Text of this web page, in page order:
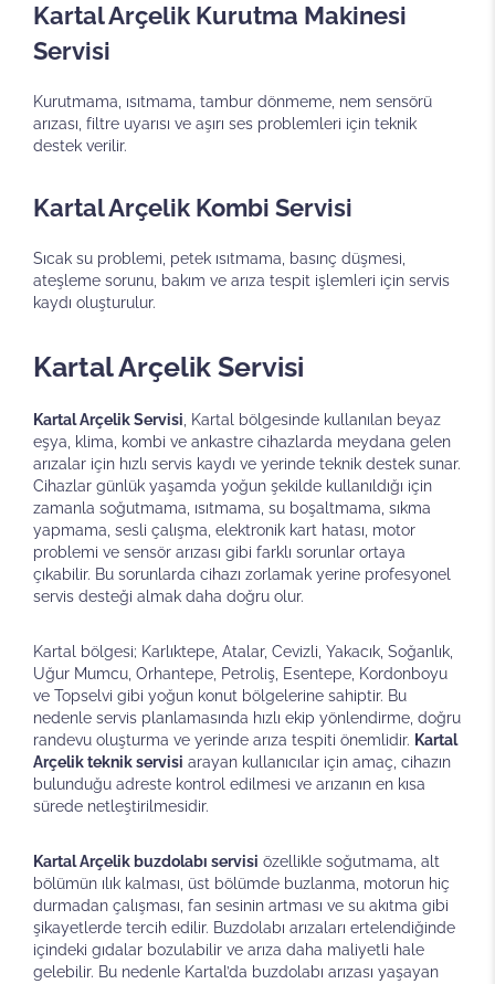
Kartal Arçelik Kurutma Makinesi
Servisi
Kurutmama, ısıtmama, tambur dönmeme, nem sensörü
arızası, filtre uyarısı ve aşırı ses problemleri için teknik
destek verilir.
Kartal Arçelik Kombi Servisi
Sıcak su problemi, petek ısıtmama, basınç düşmesi,
ateşleme sorunu, bakım ve arıza tespit işlemleri için servis
kaydı oluşturulur.
Kartal Arçelik Servisi
Kartal Arçelik Servisi, Kartal bölgesinde kullanılan beyaz
eşya, klima, kombi ve ankastre cihazlarda meydana gelen
arızalar için hızlı servis kaydı ve yerinde teknik destek sunar.
Cihazlar günlük yaşamda yoğun şekilde kullanıldığı için
zamanla soğutmama, ısıtmama, su boşaltmama, sıkma
yapmama, sesli çalışma, elektronik kart hatası, motor
problemi ve sensör arızası gibi farklı sorunlar ortaya
çıkabilir. Bu sorunlarda cihazı zorlamak yerine profesyonel
servis desteği almak daha doğru olur.
Kartal bölgesi; Karlıktepe, Atalar, Cevizli, Yakacık, Soğanlık,
Uğur Mumcu, Orhantepe, Petroliş, Esentepe, Kordonboyu
ve Topselvi gibi yoğun konut bölgelerine sahiptir. Bu
nedenle servis planlamasında hızlı ekip yönlendirme, doğru
randevu oluşturma ve yerinde arıza tespiti önemlidir. Kartal
Arçelik teknik servisi arayan kullanıcılar için amaç, cihazın
bulunduğu adreste kontrol edilmesi ve arızanın en kısa
sürede netleştirilmesidir.
Kartal Arçelik buzdolabı servisi özellikle soğutmama, alt
bölümün ılık kalması, üst bölümde buzlanma, motorun hiç
durmadan çalışması, fan sesinin artması ve su akıtma gibi
şikayetlerde tercih edilir. Buzdolabı arızaları ertelendiğinde
içindeki gıdalar bozulabilir ve arıza daha maliyetli hale
gelebilir. Bu nedenle Kartal’da buzdolabı arızası yaşayan